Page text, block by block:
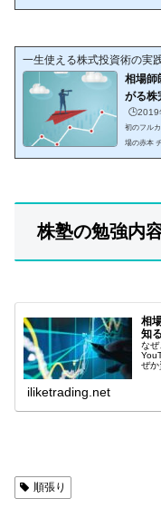
下は紹介
一生使える株式投資術の実
相場師
がる株
🕒️2019
初のフル
場の赤本
らの抜粋
株塾の勉強内
相
知
なぜ
ぜか
iliketrading.net
順張り